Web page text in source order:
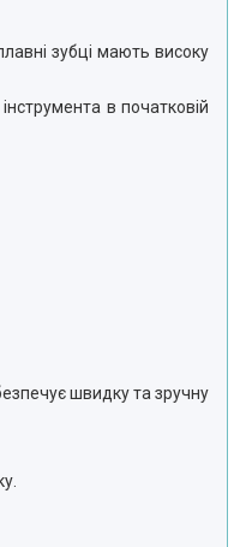
зубці мають високу
в початковій
швидку та зручну